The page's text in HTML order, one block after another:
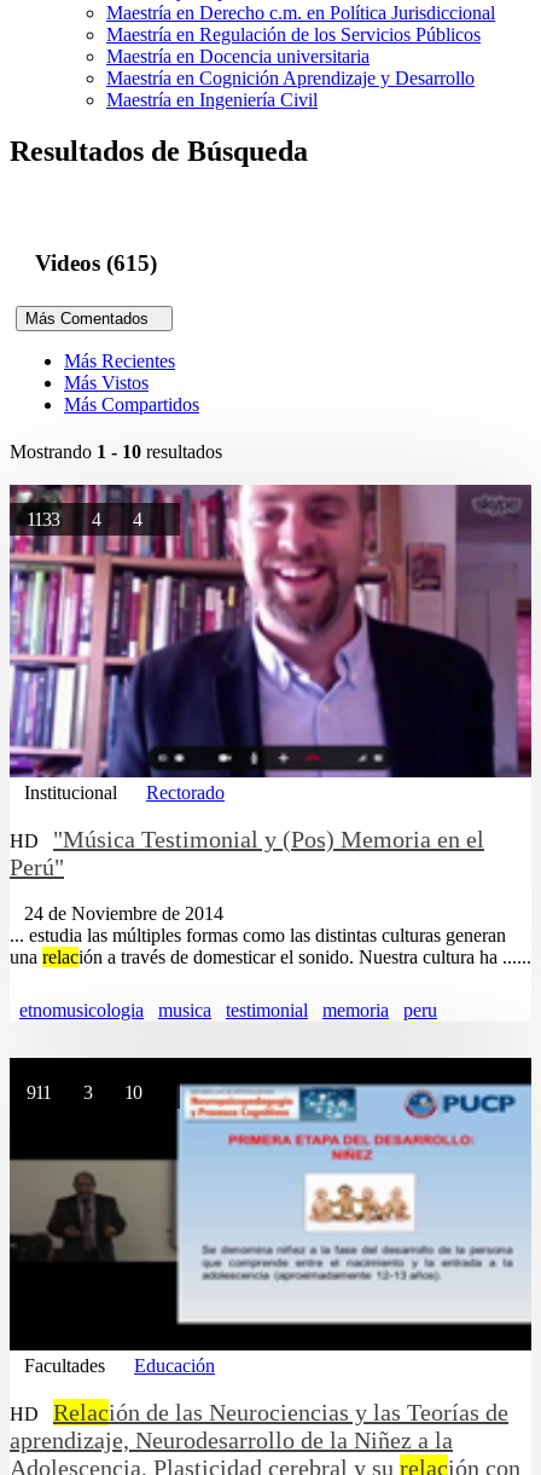
Maestría en Derecho c.m. en Política Jurisdiccional
Maestría en Regulación de los Servicios Públicos
Maestría en Docencia universitaria
Maestría en Cognición Aprendizaje y Desarrollo
Maestría en Ingeniería Civil
Resultados de Búsqueda
Videos (615)
Más Comentados
Más Recientes
Más Vistos
Más Compartidos
Mostrando 1 - 10 resultados
1133 4 4
Institucional Rectorado
HD
"Música Testimonial y (Pos) Memoria en el
Perú"
24 de Noviembre de 2014
... estudia las múltiples formas como las distintas culturas generan
una relación a través de domesticar el sonido. Nuestra cultura ha ......
etnomusicologia musica testimonial memoria peru
911 3 10
Facultades Educación
HD Relación de las Neurociencias y las Teorías de
aprendizaje, Neurodesarrollo de la Niñez a la
Adolescencia, Plasticidad cerebral y su relación con